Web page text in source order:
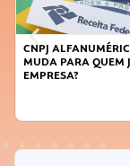
CNPJ
MUDA PARA QUEM
EMPRESA?